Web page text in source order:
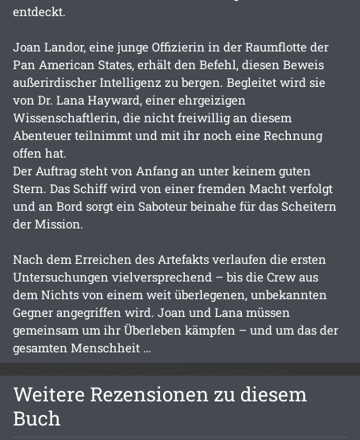
entdeckt.
Joan Landor, eine junge Offizierin in der Raumflotte der
Pan American States, erhält den Befehl, diesen Beweis
außerirdischer Intelligenz zu bergen. Begleitet wird sie
von Dr. Lana Hayward, einer ehrgeizigen
Wissenschaftlerin, die nicht freiwillig an diesem
Abenteuer teilnimmt und mit ihr noch eine Rechnung
offen hat.
Der Auftrag steht von Anfang an unter keinem guten
Stern. Das Schiff wird von einer fremden Macht verfolgt
und an Bord sorgt ein Saboteur beinahe für das Scheitern
der Mission.
Nach dem Erreichen des Artefakts verlaufen die ersten
Untersuchungen vielversprechend – bis die Crew aus
dem Nichts von einem weit überlegenen, unbekannten
Gegner angegriffen wird. Joan und Lana müssen
gemeinsam um ihr Überleben kämpfen – und um das der
gesamten Menschheit …
Weitere Rezensionen zu diesem
Buch